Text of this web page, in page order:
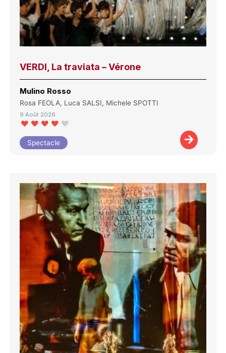
VERDI, La traviata – Vérone
Mulino Rosso
Rosa FEOLA, Luca SALSI, Michele SPOTTI
9 Août 2026
Spectacle